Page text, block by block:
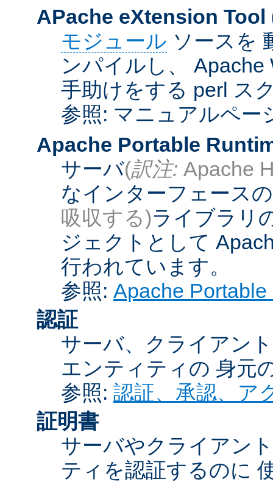
APache eXtension Tool
モジュール ソースを
ンパイルし、
手助けをする perl ス
参照: マニュアルペー
Apache Portable
サーバ(訳注: Apache
なインターフェース
吸収する)ライブラリ
ジェクトとして
行われています。
参照: Apache
認証
サーバ、クライアン
エンティティの 身元
参照: 認証、承認、ア
証明書
サーバやクライアン
ティを認証するのに